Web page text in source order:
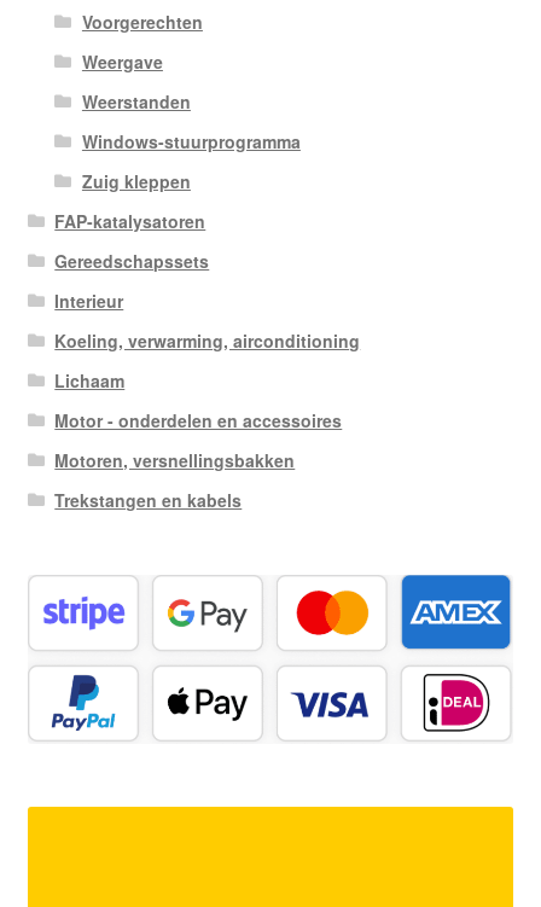
Voorgerechten
Weergave
Weerstanden
Windows-stuurprogramma
Zuig kleppen
FAP-katalysatoren
Gereedschapssets
Interieur
Koeling, verwarming, airconditioning
Lichaam
Motor - onderdelen en accessoires
Motoren, versnellingsbakken
Trekstangen en kabels